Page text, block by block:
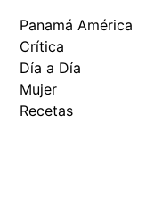
Panamá América
Crítica
Día a Día
Mujer
Recetas